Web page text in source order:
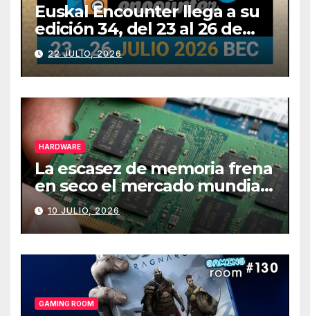
Euskal Encounter llega a su
edición 34, del 23 al 26 de
julio
22 JULIO, 2026
HARDWARE
La escasez de memoria frena
en seco el mercado mundial
de PCs
10 JULIO, 2026
GAMING ROOM